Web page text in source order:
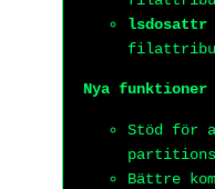
lsdosattr
Nya
Stöd för
Bättre